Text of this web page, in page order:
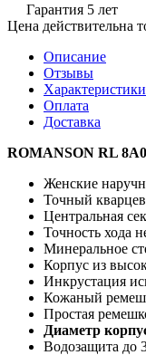
Гарантия 5 лет
Цена действительна
Описание
Отзывы
Характеристики
Оплата
Доставка
ROMANSON RL
Женские
Точный
Центральная
Точность хода
Минеральное
Корпус из
Инкрустация
Кожаный
Простая
Диаметр
Водозащита до